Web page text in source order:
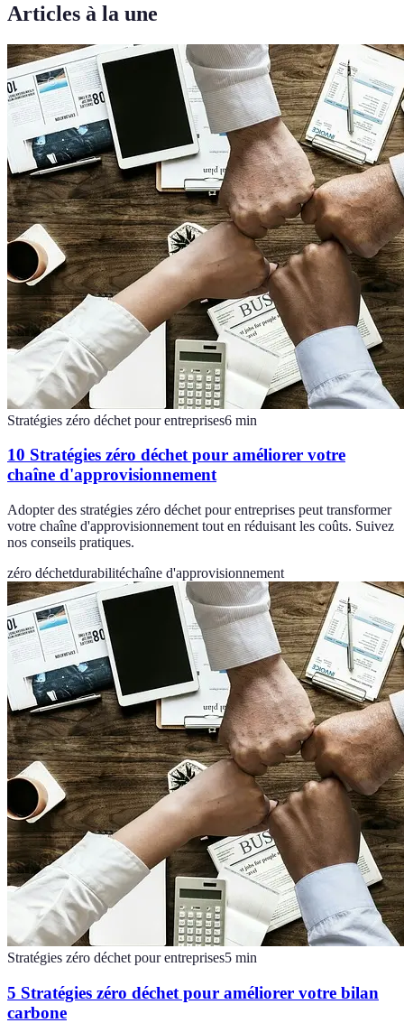
Articles à la une
Stratégies zéro déchet pour entreprises6 min
10 Stratégies zéro déchet pour améliorer votre
chaîne d'approvisionnement
Adopter des stratégies zéro déchet pour entreprises peut transformer
votre chaîne d'approvisionnement tout en réduisant les coûts. Suivez
nos conseils pratiques.
zéro déchetdurabilitéchaîne d'approvisionnement
Stratégies zéro déchet pour entreprises5 min
5 Stratégies zéro déchet pour améliorer votre bilan
carbone